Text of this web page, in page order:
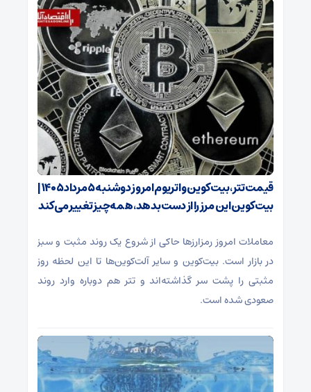
قیمت تتر، بیت‌کوین و اتریوم امروز دوشنبه ۵ مرداد ۱۴۰۵ |
بیت‌کوین این مرز را از دست بدهد، همه‌چیز تغییر می‌کند
معاملات امروز رمزارز‌ها حاکی از شروع یک روند مثبت و سبز
در بازار است. بیت‌کوین و سایر آلت‌کوین‌ها تا این لحظه روز
مثبتی را پشت سر گذاشته‌اند و تتر هم دوباره وارد روند
صعودی شده است.